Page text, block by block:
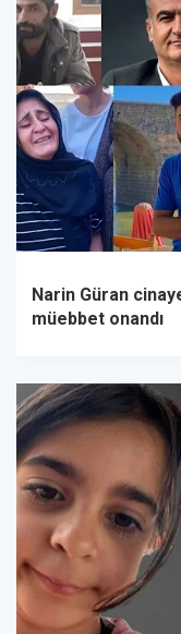
Narin Güran
müebbet onandı